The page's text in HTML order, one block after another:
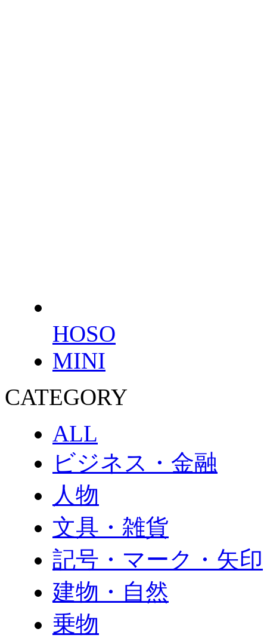
HOSO
MINI
CATEGORY
ALL
ビジネス・金融
人物
文具・雑貨
記号・マーク・矢印
建物・自然
乗物